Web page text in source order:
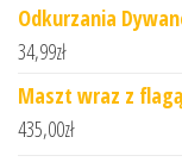
Odkurzania
34,99zł
Maszt wraz z
435,00zł